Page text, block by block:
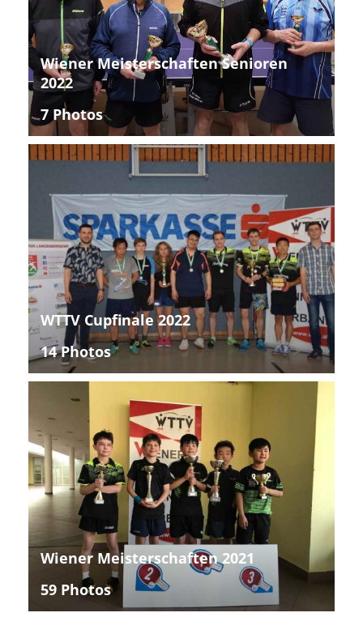
Wiener Meisterschaften Senioren
2022
7 Photos
WTTV Cupfinale 2022
14 Photos
Wiener Meisterschaften 2021
59 Photos